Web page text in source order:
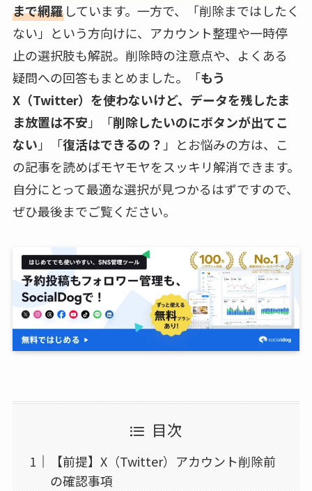
まで網羅しています。一方で、「削除まではしたく
ない」という方向けに、アカウント整理や一時停
止の選択肢も解説。削除時の注意点や、よくある
疑問への回答もまとめました。「もう
X（Twitter）を使わないけど、データを残したま
ま放置は不安 」「削除したいのにボタンが出てこ
ない 」「復活はできるの？ 」とお悩みの方は、こ
の記事を読めばモヤモヤをスッキリ解消できます。
自分にとって最適な選択が見つかるはずですので、
ぜひ最後までご覧ください。
目次
【前提】X（Twitter）アカウント削除前
の確認事項